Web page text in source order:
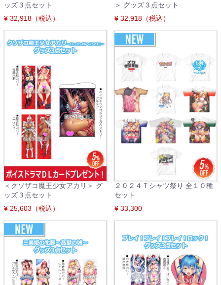
ッズ３点セット
¥ 32,918（税込）
＞ グッズ３点セット
¥ 32,918（税込）
＜クソザコ魔王少女アカリ＞ グ
ッズ３点セット
¥ 25,603（税込）
２０２４Ｔシャツ祭り 全１０種
セット
¥ 33,300